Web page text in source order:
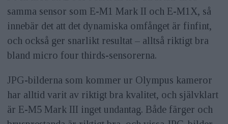
samma sensor som E-M1 Mark II och E-M1X, så
innebär det att det dynamiska omfånget är finfint,
och också ger snarlikt resultat – alltså riktigt bra
bland micro four thirds-sensorerna.
JPG-bilderna som kommer ur Olympus kameror
har alltid varit av riktigt bra kvalitet, och självklart
är E-M5 Mark III inget undantag. Både färger och